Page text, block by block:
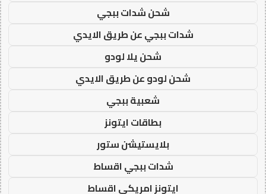
شحن شدات ببجي
شدات ببجي عن طريق الايدي
شحن يلا لودو
شحن لودو عن طريق الايدي
شعبية ببجي
بطاقات ايتونز
بلايستيشن ستور
شدات ببجي اقساط
ايتونز امريكي اقساط